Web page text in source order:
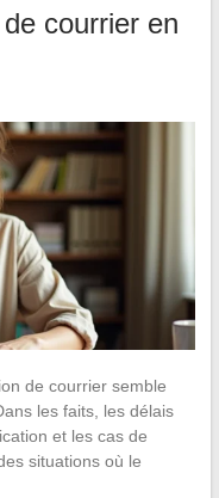
courrier en
de courrier semble
les faits, les délais
et les cas de
situations où le